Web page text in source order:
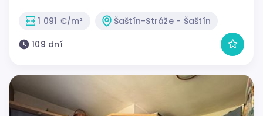
1 091 €/m²
Šaštín-Stráže - Šaštín
109 dní